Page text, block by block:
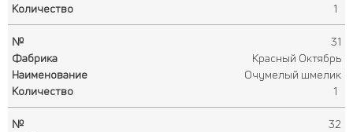
1
31
Красный Октябрь
Очумелый шмелик
1
32